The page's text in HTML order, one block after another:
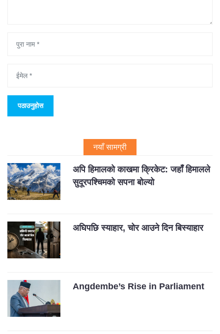
नयाँ सामग्री
अपि हिमालको काखमा क्रिकेट: जहाँ हिमालले
सुदूरपश्चिमको सपना बोल्यो
अघिपछि स्याहार, चोर आउने दिन बिस्याहार
Angdembe’s Rise in Parliament